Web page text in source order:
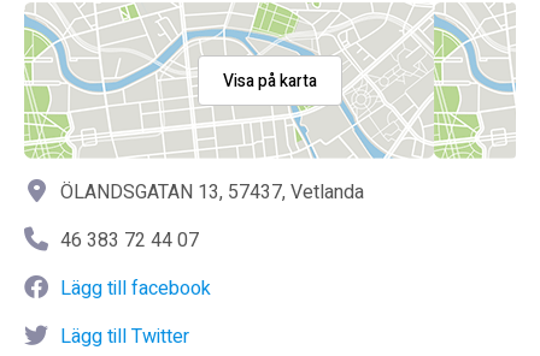
Visa på karta
ÖLANDSGATAN 13, 57437, Vetlanda
46 383 72 44 07
Lägg till facebook
Lägg till Twitter